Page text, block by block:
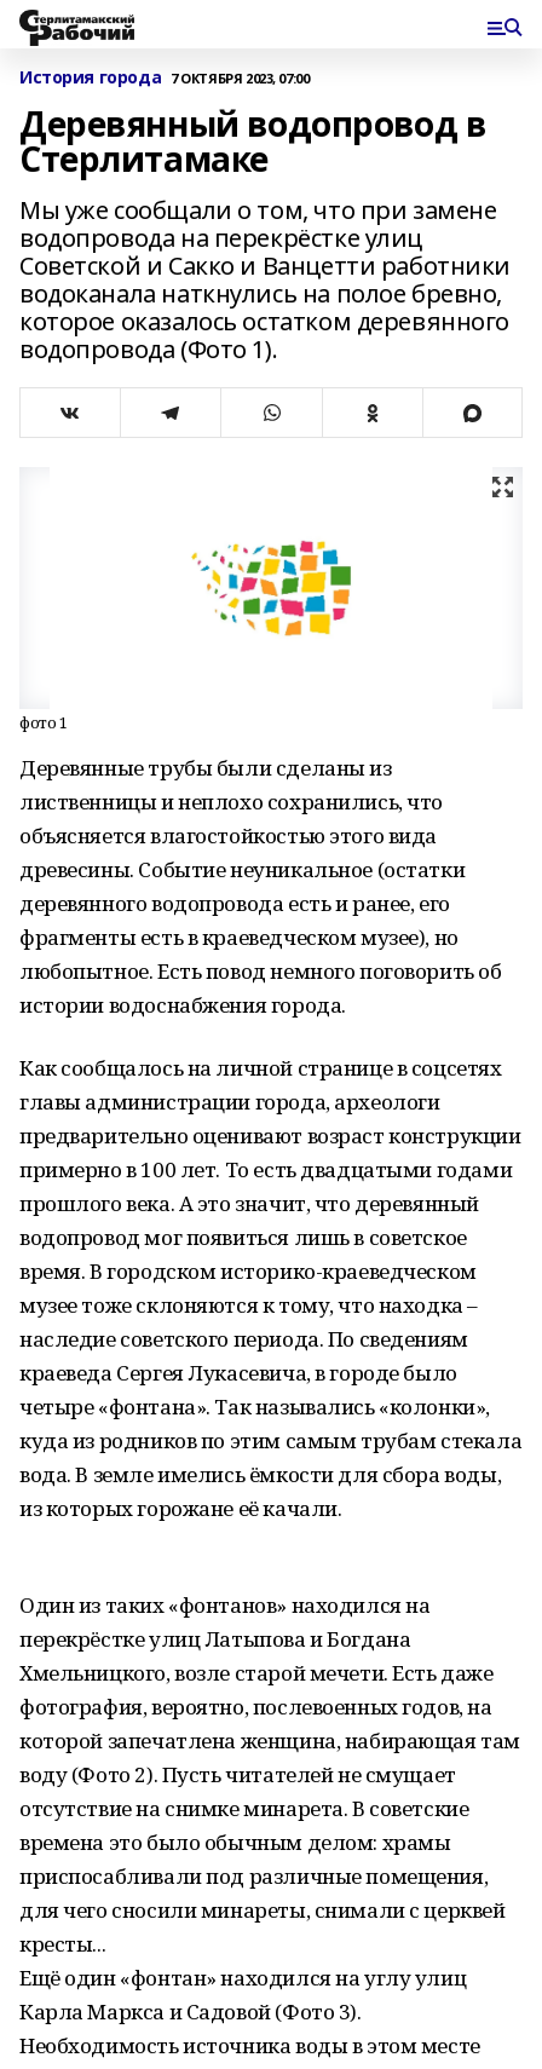
История города 7 ОКТЯБРЯ 2023, 07:00
Деревянный водопровод в
Стерлитамаке
Мы уже сообщали о том, что при замене
водопровода на перекрёстке улиц
Советской и Сакко и Ванцетти работники
водоканала наткнулись на полое бревно,
которое оказалось остатком деревянного
водопровода (Фото 1).
фото 1
Деревянные трубы были сделаны из
лиственницы и неплохо сохранились, что
объясняется влагостойкостью этого вида
древесины. Событие неуникальное (остатки
деревянного водопровода есть и ранее, его
фрагменты есть в краеведческом музее), но
любопытное. Есть повод немного поговорить об
истории водоснабжения города.
Как сообщалось на личной странице в соцсетях
главы администрации города, археологи
предварительно оценивают возраст конструкции
примерно в 100 лет. То есть двадцатыми годами
прошлого века. А это значит, что деревянный
водопровод мог появиться лишь в советское
время. В городском историко-краеведческом
музее тоже склоняются к тому, что находка –
наследие советского периода. По сведениям
краеведа Сергея Лукасевича, в городе было
четыре «фонтана». Так назывались «колонки»,
куда из родников по этим самым трубам стекала
вода. В земле имелись ёмкости для сбора воды,
из которых горожане её качали.
Один из таких «фонтанов» находился на
перекрёстке улиц Латыпова и Богдана
Хмельницкого, возле старой мечети. Есть даже
фотография, вероятно, послевоенных годов, на
которой запечатлена женщина, набирающая там
воду (Фото 2). Пусть читателей не смущает
отсутствие на снимке минарета. В советские
времена это было обычным делом: храмы
приспосабливали под различные помещения,
для чего сносили минареты, снимали с церквей
кресты...
Ещё один «фонтан» находился на углу улиц
Карла Маркса и Садовой (Фото 3).
Необходимость источника воды в этом месте